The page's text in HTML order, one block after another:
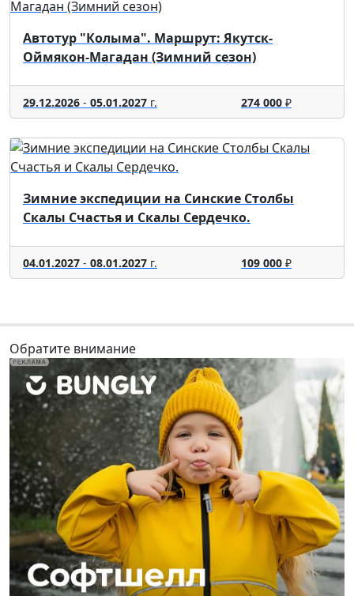
Автотур "Колыма". Маршрут: Якутск-
Оймякон-Магадан (Зимний сезон)
29.12.2026 - 05.01.2027 г. 274 000₽
Зимние экспедиции на Синские Столбы
Скалы Счастья и Скалы Сердечко.
04.01.2027 - 08.01.2027 г. 109 000₽
Обратите внимание